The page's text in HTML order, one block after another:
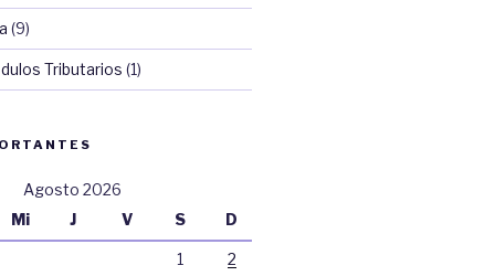
(9)
Tributarios (1)
Agosto 2026
Mi
J V S D
1
2